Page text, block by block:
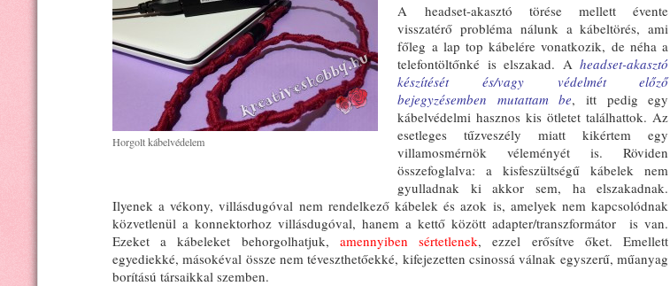
Horgolt kábelvédelem
A headset-akasztó törése mellett évente
visszatérő probléma nálunk a kábeltörés, ami
főleg a lap top kábelére vonatkozik, de néha a
telefontöltőnké is elszakad. Aheadset-akasztó
készítését és/vagy védelmét előző
bejegyzésemben mutattam be, itt pedig egy
kábelvédelmi hasznos kis ötletet találhattok. Az
esetleges tűzveszély miatt kikértem egy
villamosmérnök véleményét is. Röviden
összefoglalva: a kisfeszültségű kábelek nem
gyulladnak ki akkor sem, ha elszakadnak.
Ilyenek a vékony, villásdugóval nem rendelkező kábelek és azok is, amelyek nem kapcsolódnak
közvetlenül a konnektorhoz villásdugóval, hanem a kettő között adapter/transzformátor is van.
Ezeket a kábeleket behorgolhatjuk, amennyiben sértetlenek, ezzel erősítve őket. Emellett
egyediekké, másokéval össze nem téveszthetőekké, kifejezetten csinossá válnak egyszerű, műanyag
borítású társaikkal szemben.